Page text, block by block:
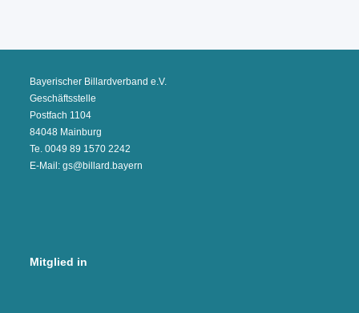
Bayerischer Billardverband e.V.
Geschäftsstelle
Postfach 1104
84048 Mainburg
Te. 0049 89 1570 2242
E-Mail: gs@billard.bayern
Mitglied in